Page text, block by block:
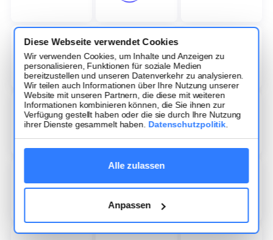
Diese Webseite verwendet Cookies
Wir verwenden Cookies, um Inhalte und Anzeigen zu
personalisieren, Funktionen für soziale Medien
bereitzustellen und unseren Datenverkehr zu analysieren.
Wir teilen auch Informationen über Ihre Nutzung unserer
Website mit unseren Partnern, die diese mit weiteren
Informationen kombinieren können, die Sie ihnen zur
Verfügung gestellt haben oder die sie durch Ihre Nutzung
ihrer Dienste gesammelt haben. Datenschutzpolitik
Alle zulassen
Anpassen